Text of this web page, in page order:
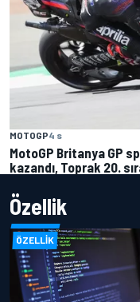
MOTOGP4 s
MotoGP Britanya GP
kazandı, Toprak 20.
Özellik
ÖZELLIK